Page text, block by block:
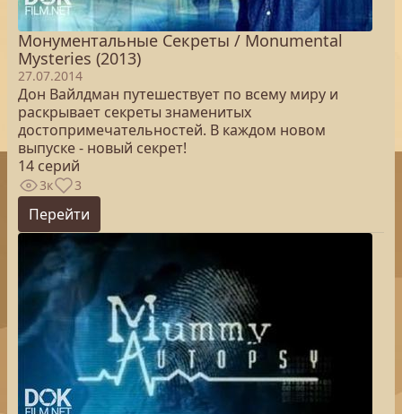
Монументальные Секреты / Monumental
Mysteries (2013)
27.07.2014
Дон Вайлдман путешествует по всему миру и
раскрывает секреты знаменитых
достопримечательностей. В каждом новом
выпуске - новый секрет!
14 серий
3к 3
Перейти